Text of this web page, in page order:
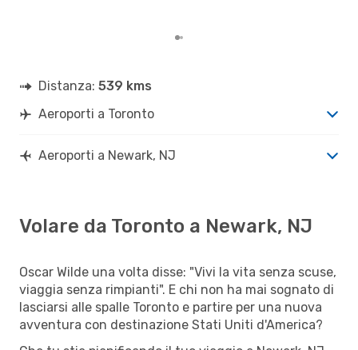
Distanza: 539 kms
Aeroporti a Toronto
Aeroporti a Newark, NJ
Volare da Toronto a Newark, NJ
Oscar Wilde una volta disse: "Vivi la vita senza scuse,
viaggia senza rimpianti". E chi non ha mai sognato di
lasciarsi alle spalle Toronto e partire per una nuova
avventura con destinazione Stati Uniti d'America?